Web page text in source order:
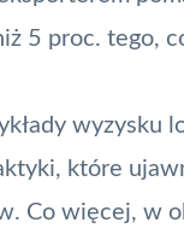
5 proc. tego,
wyzysku
które
Co więcej, w